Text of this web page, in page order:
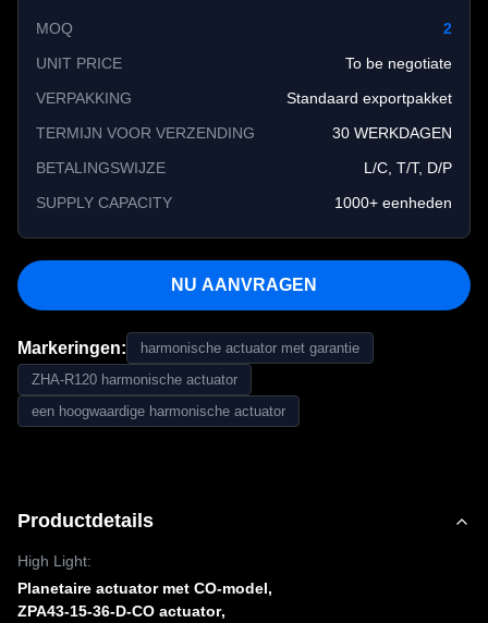
MOQ
2
UNIT PRICE
To be negotiate
VERPAKKING
Standaard exportpakket
TERMIJN VOOR VERZENDING
30 WERKDAGEN
BETALINGSWIJZE
L/C, T/T, D/P
SUPPLY CAPACITY
1000+ eenheden
NU AANVRAGEN
Markeringen:
harmonische actuator met garantie
ZHA-R120 harmonische actuator
een hoogwaardige harmonische actuator
Productdetails
High Light:
Planetaire actuator met CO-model,
ZPA43-15-36-D-CO actuator,